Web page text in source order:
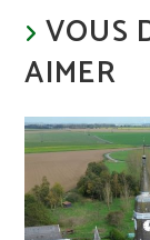
VOUS
AIMER